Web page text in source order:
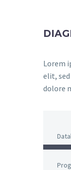
Lorem
elit,
dolore